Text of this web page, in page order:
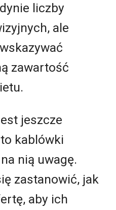
liczby
ale
zawartość
jeszcze
kablówki
nią uwagę.
zastanowić, jak
aby ich